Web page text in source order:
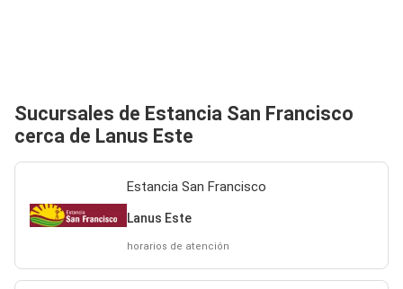
Sucursales de Estancia San Francisco
cerca de Lanus Este
Estancia San Francisco
Lanus Este
horarios de atención